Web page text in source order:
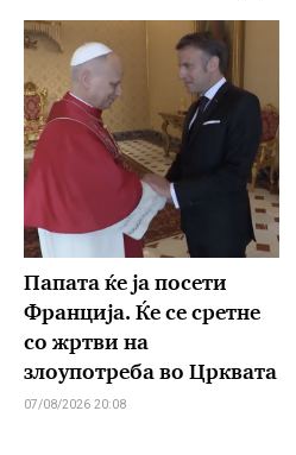
Папата ќе ја посети
Франција. Ќе се сретне
со жртви на
злоупотреба во Црквата
07/08/2026 20:08